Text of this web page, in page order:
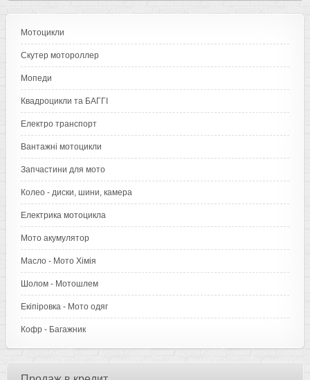
Мотоцикли
Скутер мотороллер
Мопеди
Квадроцикли та БАГГІ
Електро транспорт
Вантажні мотоцикли
Запчастини для мото
Колео - диски, шини, камера
Електрика мотоцикла
Мото акумулятор
Масло - Мото Хімія
Шолом - Мотошлем
Екіпіровка - Мото одяг
Кофр - Багажник